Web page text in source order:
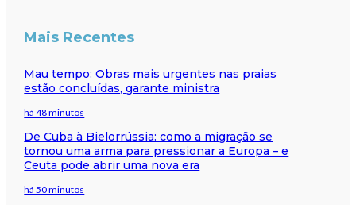
Mais Recentes
Mau tempo: Obras mais urgentes nas praias
estão concluídas, garante ministra
há 48 minutos
De Cuba à Bielorrússia: como a migração se
tornou uma arma para pressionar a Europa – e
Ceuta pode abrir uma nova era
há 50 minutos